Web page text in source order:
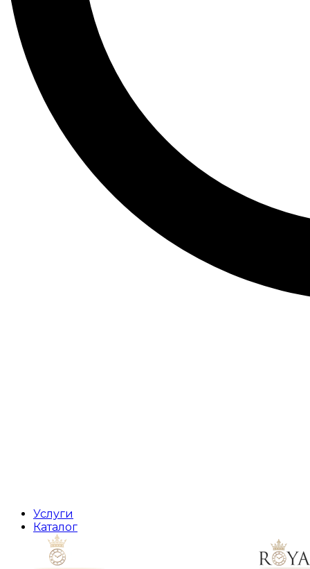
Услуги
Каталог